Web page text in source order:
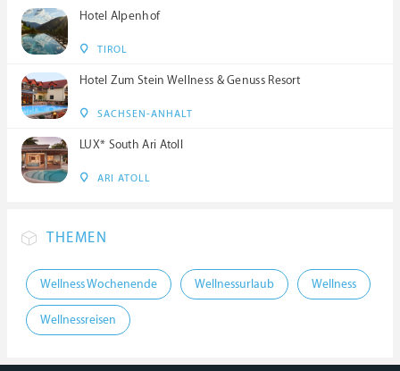
Hotel Alpenhof
TIROL
Hotel Zum Stein Wellness & Genuss Resort
SACHSEN-ANHALT
LUX* South Ari Atoll
ARI ATOLL
THEMEN
Wellness Wochenende Wellnessurlaub Wellness
Wellnessreisen